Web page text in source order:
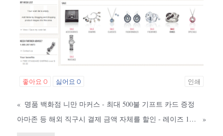
좋아요0 싫어요0 인쇄
« 명품 백화점 니만 마커스 - 최대 500불 기프트 카드 증정
아마존 등 해외 직구시 결제 금액 자체를 할인 - 레이즈 15% 할인 쿠폰
»